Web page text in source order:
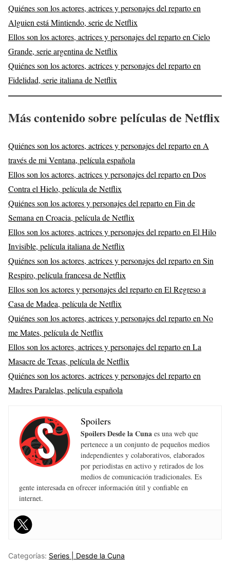
Quiénes son los actores, actrices y personajes del reparto en
Alguien está Mintiendo, serie de Netflix
Ellos son los actores, actrices y personajes del reparto en Cielo
Grande, serie argentina de Netflix
Quiénes son los actores, actrices y personajes del reparto en
Fidelidad, serie italiana de Netflix
Más contenido sobre películas de Netflix
Quiénes son los actores, actrices y personajes del reparto en A
través de mi Ventana, película española
Ellos son los actores, actrices y personajes del reparto en Dos
Contra el Hielo, película de Netflix
Quiénes son los actores y personajes del reparto en Fin de
Semana en Croacia, película de Netflix
Ellos son los actores, actrices y personajes del reparto en El Hilo
Invisible, película italiana de Netflix
Quiénes son los actores, actrices y personajes del reparto en Sin
Respiro, película francesa de Netflix
Ellos son los actores y personajes del reparto en El Regreso a
Casa de Madea, película de Netflix
Quiénes son los actores, actrices y personajes del reparto en No
me Mates, película de Netflix
Ellos son los actores, actrices y personajes del reparto en La
Masacre de Texas, película de Netflix
Quiénes son los actores, actrices y personajes del reparto en
Madres Paralelas, película española
Spoilers
Spoilers Desde la Cuna es una web que
pertenece a un conjunto de pequeños medios
independientes y colaborativos, elaborados
por periodistas en activo y retirados de los
medios de comunicación tradicionales. Es
gente interesada en ofrecer información útil y confiable en
internet.
Categorías: Series | Desde la Cuna